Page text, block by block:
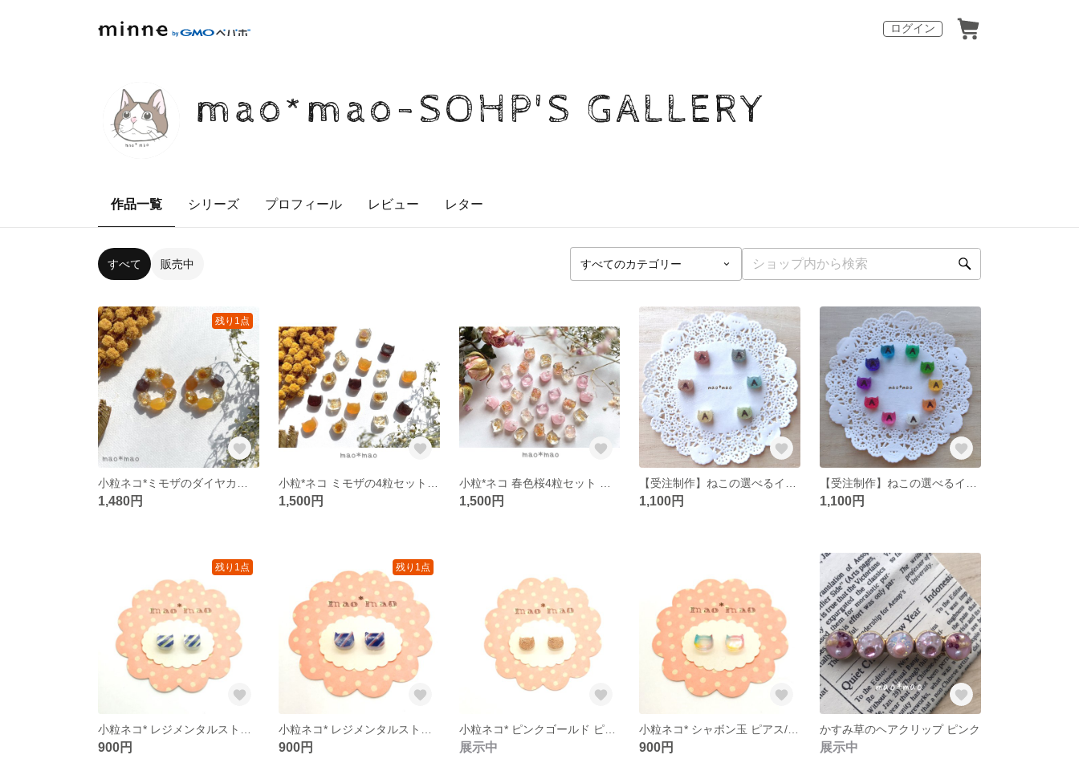
ログイン
mao*mao-SOHP'S GALLERY
作品一覧 シリーズ プロフィール レビュー レター
すべて 販売中
残り1点
1,480円 1,500円 1,500円 1,100円 1,100円
残り1点
900円
残り1点
900円
小粒ネコ* ピンクゴールド ピアス/イヤリング
展示中 900円
かすみ草のヘアクリップ ピンク
展示中